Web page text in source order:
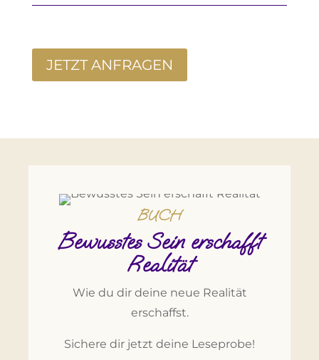
JETZT ANFRAGEN
BUCH
Bewusstes Sein erschafft
Realität
Wie du dir deine neue Realität
erschaffst.
Sichere dir jetzt deine Leseprobe!